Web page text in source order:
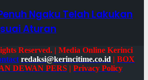
Ngaku Telah Lakukan
Aturan
Reserved. | Media Online Kerinci
redaksi@kerincitime.co.id | BOX
DEWAN PERS | Privacy Policy